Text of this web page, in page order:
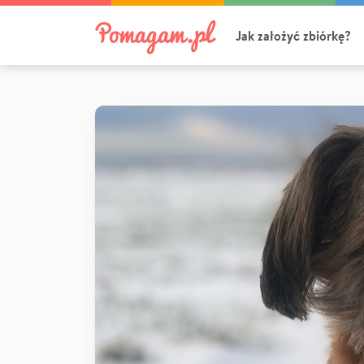
Jak założyć zbiórkę?